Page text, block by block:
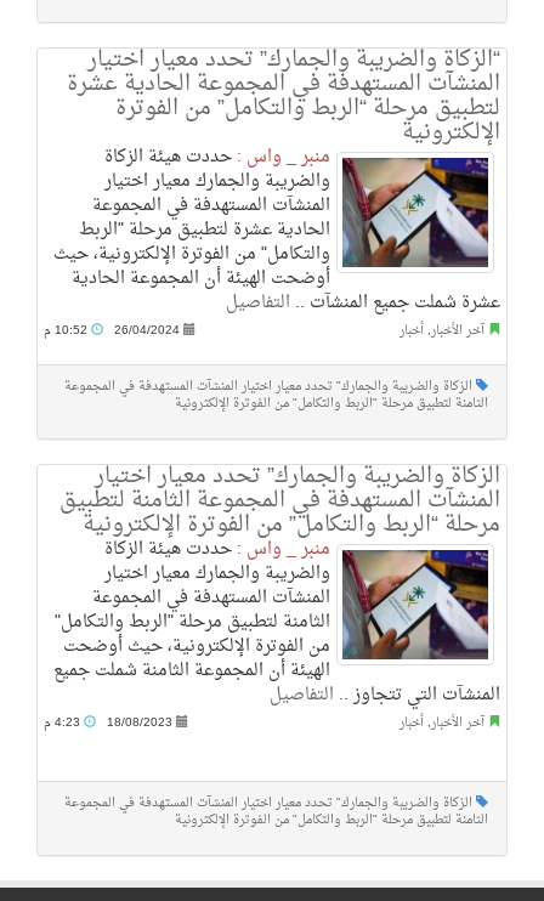
“الزكاة والضريبة والجمارك” تحدد معيار اختيار
المنشآت المستهدفة في المجموعة الحادية عشرة
لتطبيق مرحلة “الربط والتكامل” من الفوترة
الإلكترونية
منبر _ واس :حددت هيئة الزكاة
والضريبة والجمارك معيار اختيار
المنشآت المستهدفة في المجموعة
الحادية عشرة لتطبيق مرحلة "الربط
والتكامل" من الفوترة الإلكترونية، حيث
أوضحت الهيئة أن المجموعة الحادية
عشرة شملت جميع المنشآت .. التفاصيل
آخر الأخبار, أخبار 26/04/2024
الزكاة والضريبة والجمارك" تحدد معيار اختيار المنشآت المستهدفة في المجموعة
الثامنة لتطبيق مرحلة "الربط والتكامل" من الفوترة الإلكترونية
الزكاة والضريبة والجمارك” تحدد معيار اختيار
المنشآت المستهدفة في المجموعة الثامنة لتطبيق
مرحلة “الربط والتكامل” من الفوترة الإلكترونية
منبر _ واس :حددت هيئة الزكاة
والضريبة والجمارك معيار اختيار
المنشآت المستهدفة في المجموعة
الثامنة لتطبيق مرحلة "الربط والتكامل"
من الفوترة الإلكترونية، حيث أوضحت
الهيئة أن المجموعة الثامنة شملت جميع
المنشآت التي تتجاوز .. التفاصيل
آخر الأخبار, أخبار 18/08/2023
الزكاة والضريبة والجمارك" تحدد معيار اختيار المنشآت المستهدفة في المجموعة
الثامنة لتطبيق مرحلة "الربط والتكامل" من الفوترة الإلكترونية